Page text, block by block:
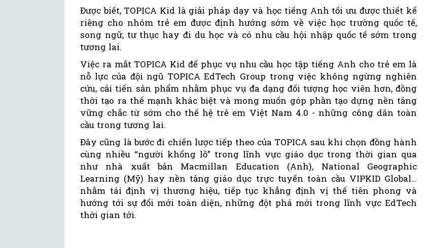
Được biết, TOPICA Kid là giải pháp dạy và học tiếng Anh tối ưu được thiết kế
riêng cho nhóm trẻ em được định hướng sớm về việc học trường quốc tế,
song ngữ, tư thục hay đi du học và có nhu cầu hội nhập quốc tế sớm trong
tương lai.
Việc ra mắt TOPICA Kid để phục vụ nhu cầu học tập tiếng Anh cho trẻ em là
nỗ lực của đội ngũ TOPICA EdTech Group trong việc không ngừng nghiên
cứu, cải tiến sản phẩm nhằm phục vụ đa dạng đối tượng học viên hơn, đồng
thời tạo ra thế mạnh khác biệt và mong muốn góp phần tạo dựng nền tảng
vững chắc từ sớm cho thế hệ trẻ em Việt Nam 4.0 - những công dân toàn
cầu trong tương lai.
Đây cũng là bước đi chiến lược tiếp theo của TOPICA sau khi chọn đồng hành
cùng nhiều “người khổng lồ” trong lĩnh vực giáo dục trong thời gian qua
như nhà xuất bản Macmillan Education (Anh), National Geographic
Learning (Mỹ) hay nền tảng giáo dục trực tuyến toàn cầu VIPKID Global…
nhằm tái định vị thương hiệu, tiếp tục khẳng định vị thế tiên phong và
hướng tới sự đổi mới toàn diện, những đột phá mới trong lĩnh vực EdTech
thời gian tới.